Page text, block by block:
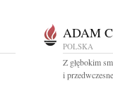
ADAM
POLSKA
Z głębokim
i